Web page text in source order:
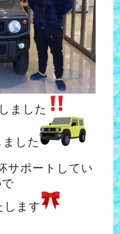
ました
した
サポートしてい
します